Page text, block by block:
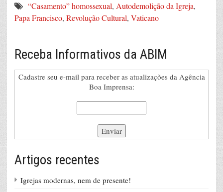
“Casamento” homossexual, Autodemolição da Igreja,
Papa Francisco, Revolução Cultural, Vaticano
Receba Informativos da ABIM
Cadastre seu e-mail para receber as atualizações da Agência
Boa Imprensa:
Artigos recentes
Igrejas modernas, nem de presente!